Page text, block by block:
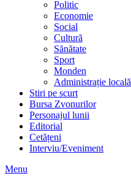
Politic
Economie
Social
Cultură
Sănătate
Sport
Monden
Administrație locală
Stiri pe scurt
Bursa Zvonurilor
Personajul lunii
Editorial
Cetățeni
Interviu/Eveniment
Menu